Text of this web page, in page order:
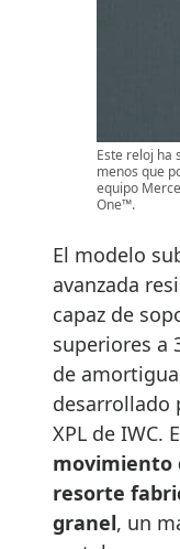
Este reloj ha
menos que
equipo
One™.
El modelo
avanzada
capaz de
superiores a
de
desarrollado
XPL de IWC.
movimiento
resorte
granel, un